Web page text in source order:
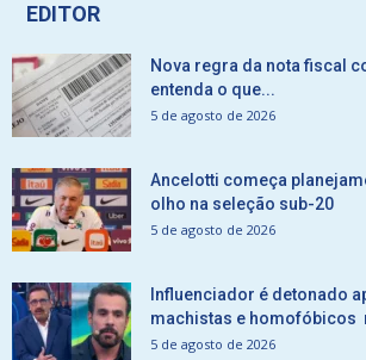
EDITOR
Nova regra da nota fiscal
entenda o que...
5 de agosto de 2026
Ancelotti começa
olho na seleção sub-20
5 de agosto de 2026
Influenciador é detonado
machistas e homofóbicos
5 de agosto de 2026